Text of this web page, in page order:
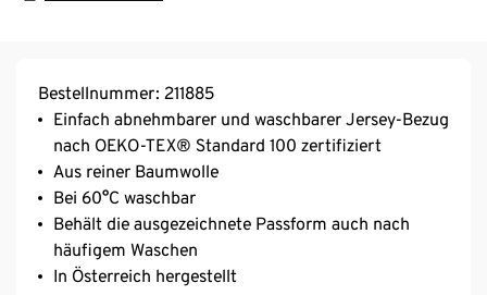
Bestellnummer: 211885
Einfach abnehmbarer und waschbarer Jersey-Bezug
nach OEKO-TEX® Standard 100 zertifiziert
Aus reiner Baumwolle
Bei 60°C waschbar
Behält die ausgezeichnete Passform auch nach
häufigem Waschen
In Österreich hergestellt